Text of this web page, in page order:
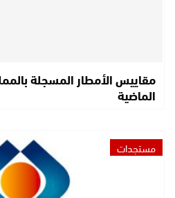
الماضية
مستجدات